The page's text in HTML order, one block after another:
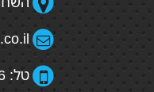
טל: 077-2318666